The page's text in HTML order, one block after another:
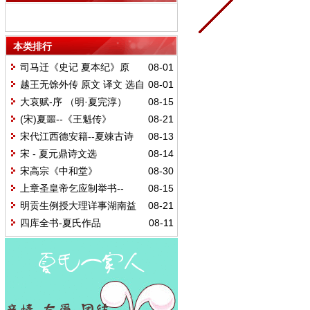
本类排行
08-01
司马迁《史记 夏本纪》原
文 译文
08-01
越王无馀外传 原文 译文 选自
《吴越春秋》
08-15
大哀赋-序 （明·夏完淳）
08-21
(宋)夏噩--《王魁传》
08-13
宋代江西德安籍--夏竦古诗
08-14
宋 - 夏元鼎诗文选
08-30
宋高宗《中和堂》
08-15
上章圣皇帝乞应制举书--
（宋 德安 夏竦）
08-21
明贡生例授大理详事湖南益
阳夏公太青七江八景诗
08-11
四库全书-夏氏作品